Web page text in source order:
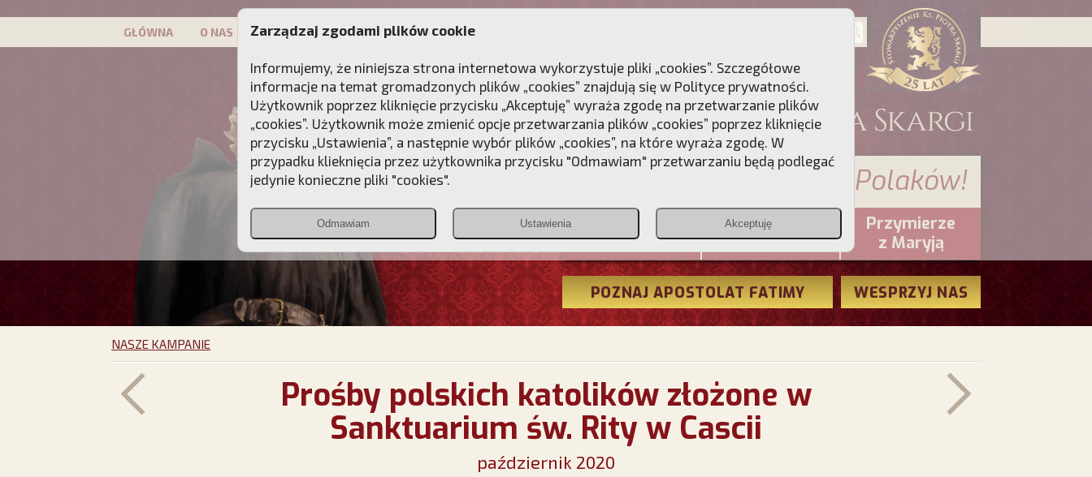
GŁÓWNA O NAS PATRON KAMPANIE DLA DUSZY
Przebudźmy sumienia Polaków!
Christiana
PCh24.pl
Przymierze
z Maryją
POZNAJ APOSTOLAT FATIMY WESPRZYJ NAS
NASZE KAMPANIE
Prośby polskich katolików złożone w
Sanktuarium św. Rity w Cascii
październik 2020
Zarządzaj zgodami plików cookie
Informujemy, że niniejsza strona internetowa wykorzystuje pliki „cookies”. Szczegółowe
informacje na temat gromadzonych plików „cookies” znajdują się w Polityce prywatności.
Użytkownik poprzez kliknięcie przycisku „Akceptuję” wyraża zgodę na przetwarzanie plików
„cookies”. Użytkownik może zmienić opcje przetwarzania plików „cookies” poprzez kliknięcie
przycisku „Ustawienia”, a następnie wybór plików „cookies”, na które wyraża zgodę. W
przypadku klieknięcia przez użytkownika przycisku "Odmawiam" przetwarzaniu będą podlegać
jedynie konieczne pliki "cookies".
Odmawiam Ustawienia Akceptuję